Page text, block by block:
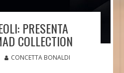
PRESENTA
COLLECTION
CONCETTA BONALDI